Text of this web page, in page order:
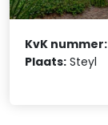
KvK nummer:
Plaats: Steyl